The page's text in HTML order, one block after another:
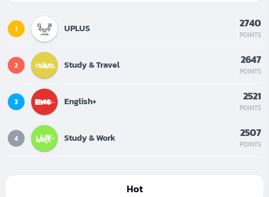
1 UPLUS 2740
POINTS
2 Study & Travel 2647
POINTS
3 English+ 2521
POINTS
4 Study & Work 2507
POINTS
Hot